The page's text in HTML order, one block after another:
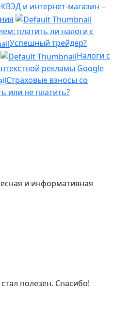
и интернет-магазин –
платить ли налоги с
Успешный трейдер?
Налоги с
рекламы Google
Страховые взносы со
или не платить?
и информативная
полезен. Спасибо!